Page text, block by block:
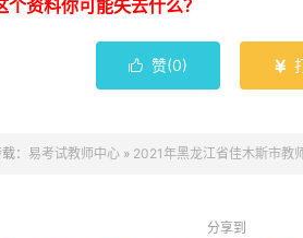
资料你可能失去什么？
 赞(0) 
： 易考试教师中心 » 2021年黑龙江省佳木斯市教
分享到